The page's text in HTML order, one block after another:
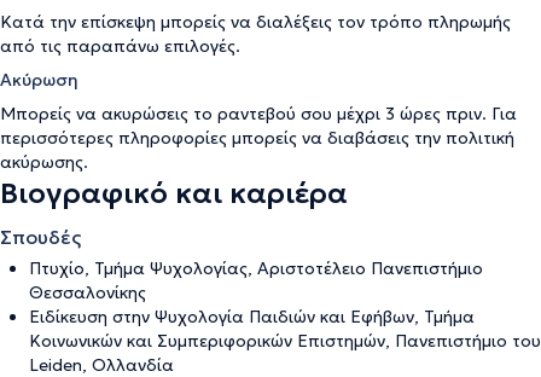
Κατά την επίσκεψη μπορείς να διαλέξεις τον τρόπο πληρωμής
από τις παραπάνω επιλογές.
Ακύρωση
Μπορείς να ακυρώσεις το ραντεβού σου μέχρι 3 ώρες πριν. Για
περισσότερες πληροφορίες μπορείς να διαβάσεις την πολιτική
ακύρωσης.
Βιογραφικό και καριέρα
Σπουδές
Πτυχίο, Τμήμα Ψυχολογίας, Αριστοτέλειο Πανεπιστήμιο
Θεσσαλονίκης
Ειδίκευση στην Ψυχολογία Παιδιών και Εφήβων, Τμήμα
Κοινωνικών και Συμπεριφορικών Επιστημών, Πανεπιστήμιο του
Leiden, Ολλανδία